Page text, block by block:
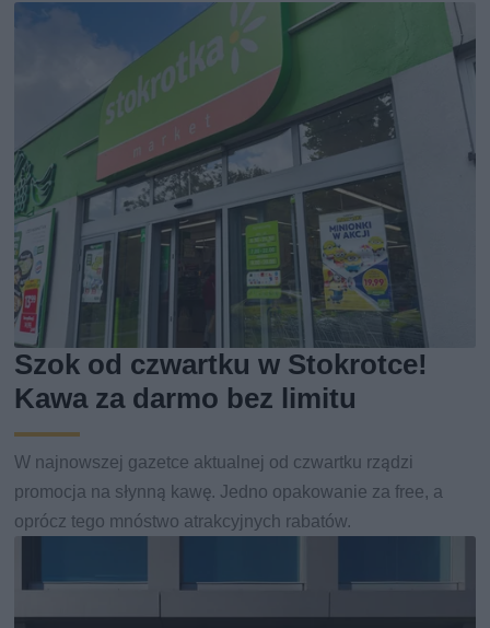
Szok od czwartku w Stokrotce!
Kawa za darmo bez limitu
W najnowszej gazetce aktualnej od czwartku rządzi
promocja na słynną kawę. Jedno opakowanie za free, a
oprócz tego mnóstwo atrakcyjnych rabatów.